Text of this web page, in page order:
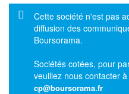
Message d'information
Cette société n'est pas
diffusion des
Boursorama.
Sociétés cotées, pour
veuillez nous contacter
cp@boursorama.fr